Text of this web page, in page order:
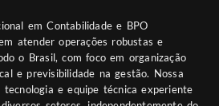
em Contabilidade e BPO
atender operações robustas e
o Brasil, com foco em organização
e previsibilidade na gestão. Nossa
tecnologia e equipe técnica experiente